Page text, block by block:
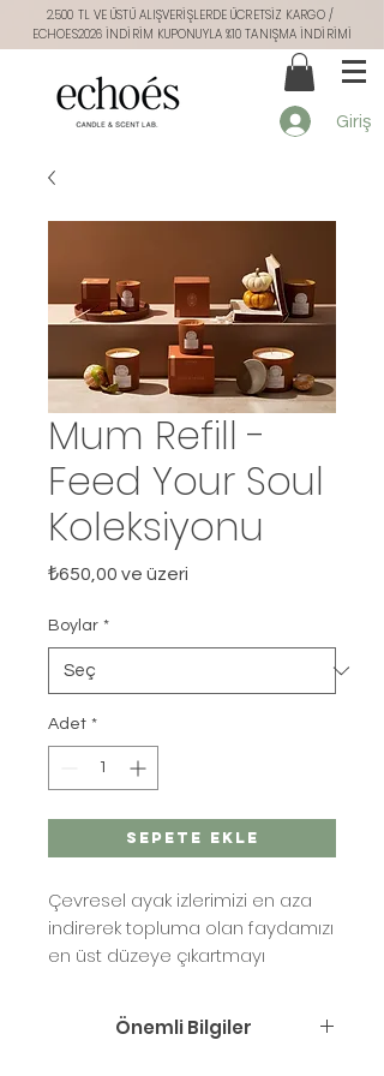
2.500 TL VE ÜSTÜ ALIŞVERİŞLERDE ÜCRETSİZ KARGO /
ECHOES2026 İNDİRİM KUPONUYLA %10 TANIŞMA İNDİRİMİ
Giriş
Mum Refill -
Feed Your Soul
Koleksiyonu
₺650,00 ve üzeri
Boylar *
Adet *
Sepete Ekle
Çevresel ayak izlerimizi en aza
indirerek topluma olan faydamızı
en üst düzeye çıkartmayı
ve oda kokularımız için yeniden
dolum hizmeti ve ürünleri
Önemli Bilgiler